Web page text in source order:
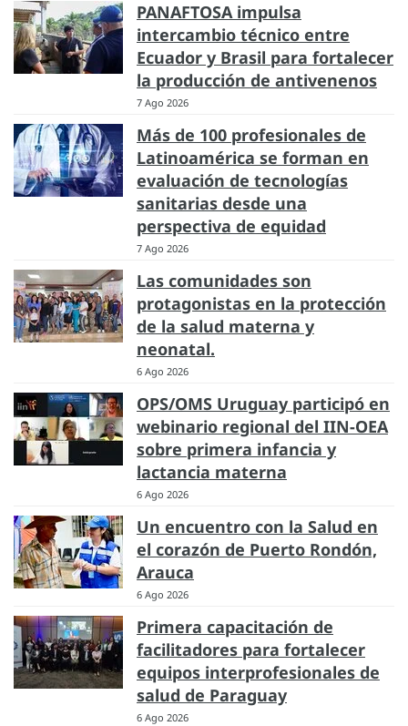
PANAFTOSA impulsa
intercambio técnico entre
Ecuador y Brasil para fortalecer
la producción de antivenenos
7 Ago 2026
Más de 100 profesionales de
Latinoamérica se forman en
evaluación de tecnologías
sanitarias desde una
perspectiva de equidad
7 Ago 2026
Las comunidades son
protagonistas en la protección
de la salud materna y
neonatal.
6 Ago 2026
OPS/OMS Uruguay participó en
webinario regional del IIN-OEA
sobre primera infancia y
lactancia materna
6 Ago 2026
Un encuentro con la Salud en
el corazón de Puerto Rondón,
Arauca
6 Ago 2026
Primera capacitación de
facilitadores para fortalecer
equipos interprofesionales de
salud de Paraguay
6 Ago 2026